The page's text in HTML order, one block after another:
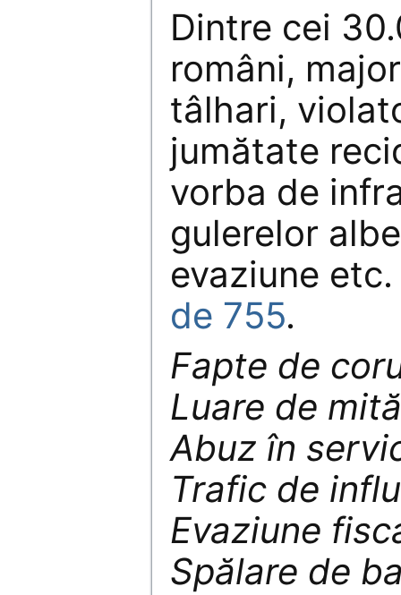
Dintre cei
români,
tâlhari,
jumătate
vorba de
gulerelor
evaziune
de 755.
Fapte de
Luare de
Abuz în
Trafic de
Evaziune
Spălare de